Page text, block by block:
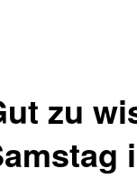
zu